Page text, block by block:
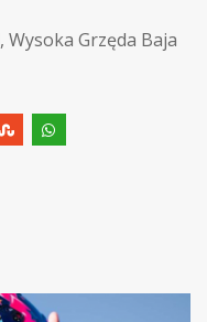
, Wysoka Grzęda Baja